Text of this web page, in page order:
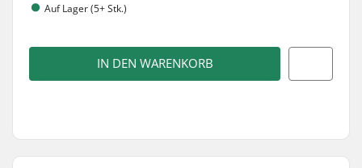
Auf Lager (5+ Stk.)
IN DEN WARENKORB